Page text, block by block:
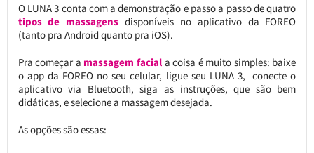
O LUNA 3 conta com a demonstração e passo a passo de quatro
tipos de massagensdisponíveis no aplicativo da FOREO
(tanto pra Android quanto pra iOS).
Pra começar a massagem faciala coisa é muito simples: baixe
o app da FOREO no seu celular, ligue seu LUNA 3, conecte o
aplicativo via Bluetooth, siga as instruções, que são bem
didáticas, e selecione a massagem desejada.
As opções são essas: